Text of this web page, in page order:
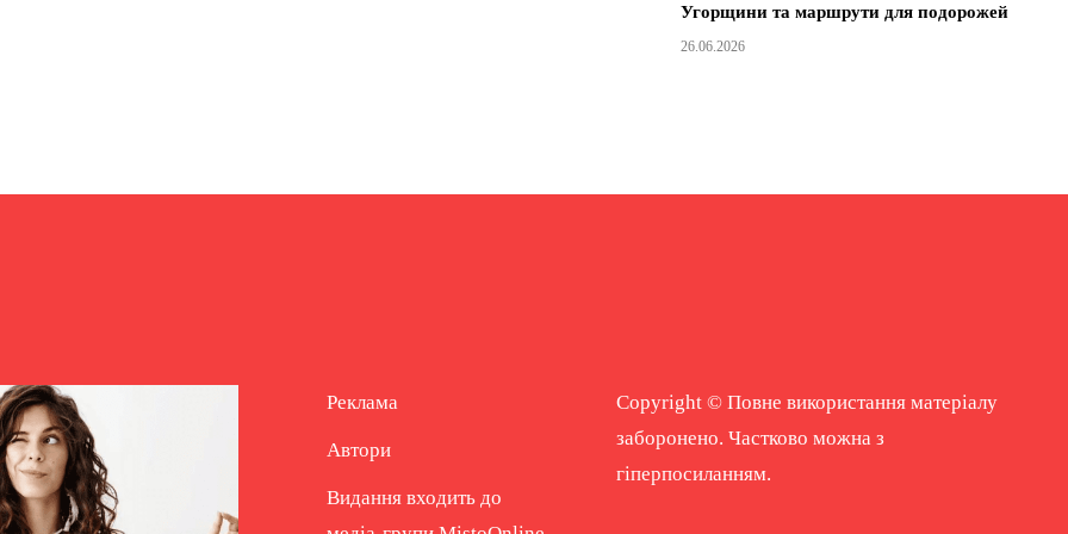
Угорщини та маршрути для подорожей
26.06.2026
Реклама
Автори
Видання входить до
Copyright © Повне використання матеріалу
заборонено. Частково можна з
гіперпосиланням.